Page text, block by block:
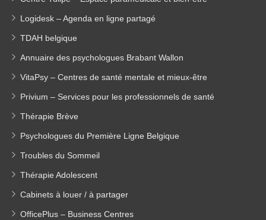
Logidesk – Agenda en ligne partagé
TDAH belgique
Annuaire des psychologues Brabant Wallon
VitaPsy – Centres de santé mentale et mieux-être
Privium – Services pour les professionnels de santé
Thérapie Brève
Psychologues du Première Ligne Belgique
Troubles du Sommeil
Thérapie Adolescent
Cabinets à louer / à partager
OfficePlus – Business Centres